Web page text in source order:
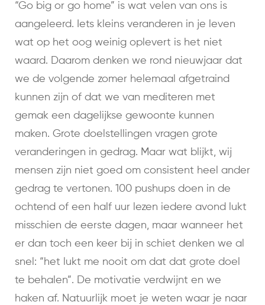
“Go big or go home” is wat velen van ons is
aangeleerd. Iets kleins veranderen in je leven
wat op het oog weinig oplevert is het niet
waard. Daarom denken we rond nieuwjaar dat
we de volgende zomer helemaal afgetraind
kunnen zijn of dat we van mediteren met
gemak een dagelijkse gewoonte kunnen
maken. Grote doelstellingen vragen grote
veranderingen in gedrag. Maar wat blijkt, wij
mensen zijn niet goed om consistent heel ander
gedrag te vertonen. 100 pushups doen in de
ochtend of een half uur lezen iedere avond lukt
misschien de eerste dagen, maar wanneer het
er dan toch een keer bij in schiet denken we al
snel: “het lukt me nooit om dat dat grote doel
te behalen”. De motivatie verdwijnt en we
haken af. Natuurlijk moet je weten waar je naar